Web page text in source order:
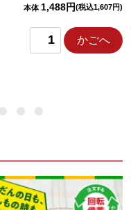
本体 1,488円(税込1,607円)
かごへ